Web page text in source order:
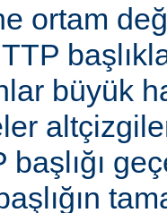
ortam
büyük
başlığı